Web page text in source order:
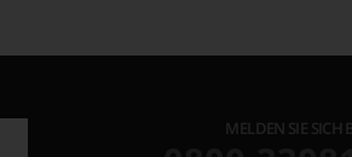
MELDEN SIE SICH